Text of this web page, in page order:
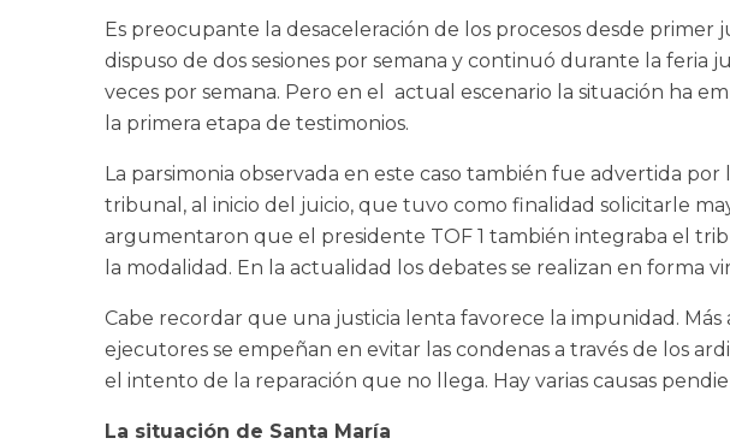
Es preocupante la desaceleración de los procesos desde
dispuso de dos sesiones por semana y continuó durante la feria
veces por semana. Pero en el actual escenario la situación ha
la primera etapa de testimonios.
La parsimonia observada en este caso también fue advertida
tribunal, al inicio del juicio, que tuvo como finalidad solicitarle
argumentaron que el presidente TOF 1 también integraba el
la modalidad. En la actualidad los debates se realizan en
Cabe recordar que una justicia lenta favorece la impunidad.
ejecutores se empeñan en evitar las condenas a través de los
el intento de la reparación que no llega. Hay varias causas
La situación de Santa María